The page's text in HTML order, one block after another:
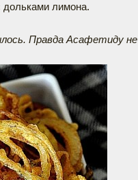
дольками лимона.
Правда Асафетиду не